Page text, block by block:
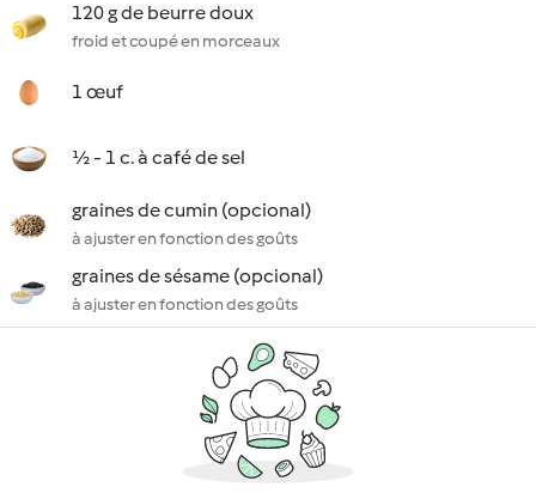
120 g de beurre doux
froid et coupé en morceaux
1 œuf
½ - 1 c. à café de sel
graines de cumin (opcional)
à ajuster en fonction des goûts
graines de sésame (opcional)
à ajuster en fonction des goûts